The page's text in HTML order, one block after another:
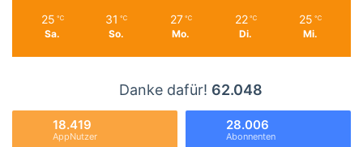
25 ℃
Sa.
31 ℃
So.
27 ℃
Mo.
22 ℃
Di.
25 ℃
Mi.
Danke dafür! 62.048
18.419
AppNutzer
28.006
Abonnenten